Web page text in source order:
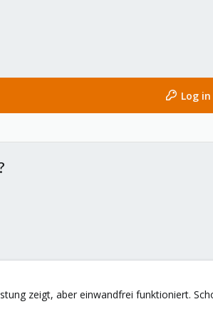
Log in
zeigt, aber einwandfrei funktioniert.